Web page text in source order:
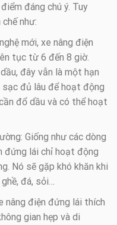
đáng chú ý. Tuy
như:
mới, xe nâng điện
tục từ 6 đến 8 giờ.
đây vẫn là một hạn
sạc đủ lâu để hoạt động
đổ dầu và có thể hoạt
Giống như các dòng
đứng lái chỉ hoạt động
Nó sẽ gặp khó khăn khi
đá, sỏi…
nâng điện đứng lái thích
gian hẹp và di